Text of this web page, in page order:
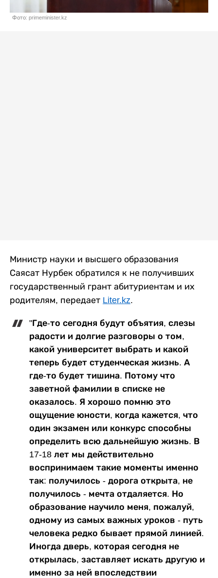
Фото: primeminister.kz
Министр науки и высшего образования
Саясат Нурбек обратился к не получивших
государственный грант абитуриентам и их
родителям, передает Liter.kz.
"Где-то сегодня будут объятия, слезы
радости и долгие разговоры о том,
какой университет выбрать и какой
теперь будет студенческая жизнь. А
где-то будет тишина. Потому что
заветной фамилии в списке не
оказалось. Я хорошо помню это
ощущение юности, когда кажется, что
один экзамен или конкурс способны
определить всю дальнейшую жизнь. В
17-18 лет мы действительно
воспринимаем такие моменты именно
так: получилось - дорога открыта, не
получилось - мечта отдаляется. Но
образование научило меня, пожалуй,
одному из самых важных уроков - путь
человека редко бывает прямой линией.
Иногда дверь, которая сегодня не
открылась, заставляет искать другую и
именно за ней впоследствии